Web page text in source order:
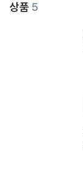
상품 5